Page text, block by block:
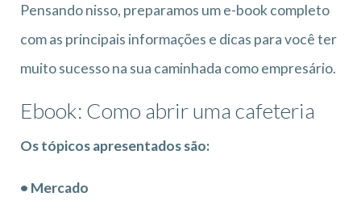
Pensando nisso, preparamos um e-book completo
com as principais informações e dicas para você ter
muito sucesso na sua caminhada como empresário.
Ebook: Como abrir uma cafeteria
Os tópicos apresentados são:
• Mercado